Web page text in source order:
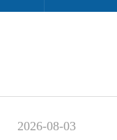
2026-08-03